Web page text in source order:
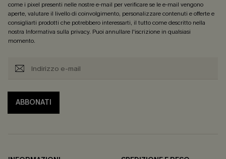
come i pixel presenti nelle nostre e-mail per verificare se le e-mail vengono
aperte, valutare il livello di coinvolgimento, personalizzare contenuti e offerte e
consigliarti prodotti che potrebbero interessarti, il tutto come descritto nella
nostra Informativa sulla privacy. Puoi annullare l'iscrizione in qualsiasi
momento.
ABBONATI